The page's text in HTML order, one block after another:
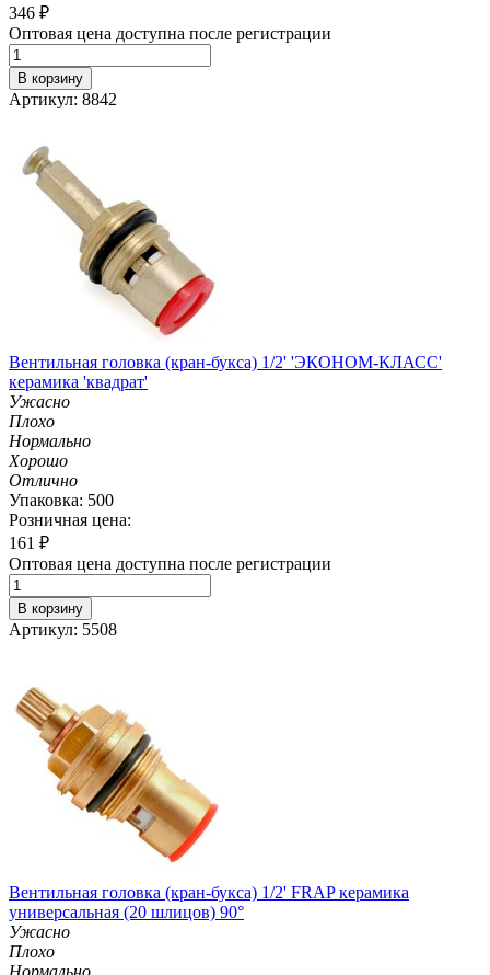
346 ₽
Оптовая цена доступна после регистрации
В корзину
Артикул: 8842
Вентильная головка (кран-букса) 1/2' 'ЭКОНОМ-КЛАСС'
керамика 'квадрат'
Ужасно
Плохо
Нормально
Хорошо
Отлично
Упаковка: 500
Розничная цена:
161 ₽
Оптовая цена доступна после регистрации
В корзину
Артикул: 5508
Вентильная головка (кран-букса) 1/2' FRAP керамика
универсальная (20 шлицов) 90°
Ужасно
Плохо
Нормально